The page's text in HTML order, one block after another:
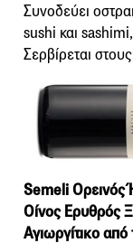
Συνοδεύει
sushi και
Σερβίρεται
Semeli Ορεινός
Οίνος Ερυθρός
Αγιωργίτικο